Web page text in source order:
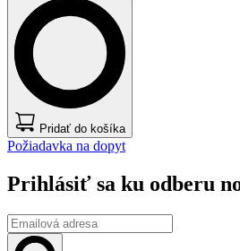
Pridať do košíka
Požiadavka na dopyt
Prihlásiť sa ku odberu